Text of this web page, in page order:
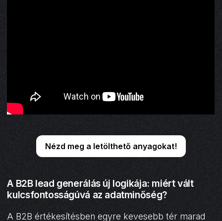
Nézd meg a letölthető anyagokat!
A B2B lead generálás új logikája: miért vált
kulcsfontosságúvá az adatminőség?
A B2B értékesítésben egyre kevesebb tér marad